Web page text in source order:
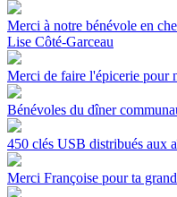
Merci à notre bénévole en
Lise Côté-Garceau
Merci de faire l'épicerie pour
Bénévoles du dîner
450 clés USB distribués aux
Merci Françoise pour ta